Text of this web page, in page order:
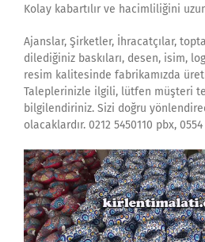
Kolay kabartılır ve hacimliliğini
Ajanslar, Şirketler, İhracatçılar,
dilediğiniz baskıları, desen, isim,
resim kalitesinde fabrikamızda
Taleplerinizle ilgili, lütfen müşteri
bilgilendiriniz. Sizi doğru
olacaklardır. 0212 5450110 pbx,